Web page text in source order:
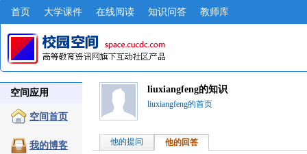
首页 大学课件 在线阅读 知识问答 教师库
空间应用
空间首页
我的博客
liuxiangfeng的知识
liuxiangfeng的首页
他的提问 他的回答